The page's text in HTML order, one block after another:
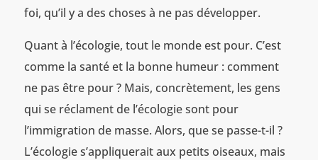
foi, qu’il y a des choses à ne pas développer.
Quant à l’écologie, tout le monde est pour. C’est
comme la santé et la bonne humeur : comment
ne pas être pour ? Mais, concrètement, les gens
qui se réclament de l’écologie sont pour
l’immigration de masse. Alors, que se passe-t-il ?
L’écologie s’appliquerait aux petits oiseaux, mais